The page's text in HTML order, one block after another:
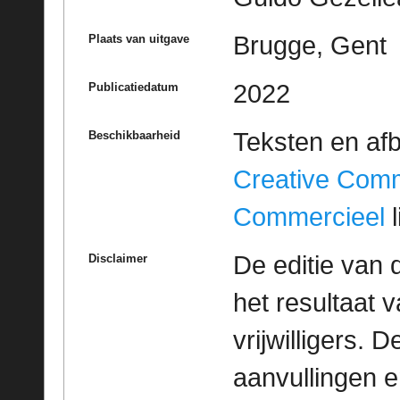
Plaats van uitgave Brugge, Gent
Publicatiedatum 2022
Beschikbaarheid
Teksten en
Creative
Commercieel
Disclaimer
De editie van
het resultaat
vrijwilligers.
aanvullingen